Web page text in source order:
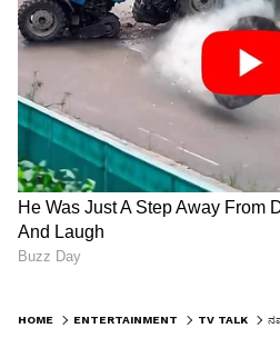
HOME ENTERTAINMENT TV TALK